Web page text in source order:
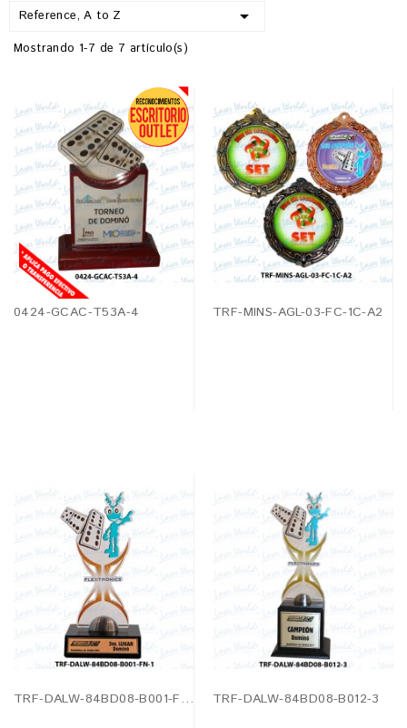
Reference, A to Z 
Mostrando 1-7 de 7 artículo(s)
0424-GCAC-T53A-4 TRF-MINS-AGL-03-FC-1C-A2
TRF-DALW-84BD08-B001-FN-1 TRF-DALW-84BD08-B012-3